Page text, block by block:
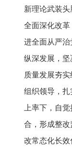
新理论武装
全面深化改
进全面从严
纵深发展，
质量发展夯
组织领导，扎
上率下，自
合，形成整
改常态化长效